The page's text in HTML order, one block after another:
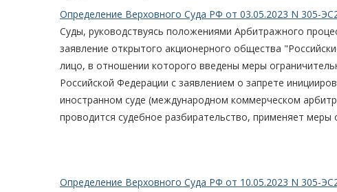
Определение Верховного Суда РФ от 03.05.2023 N 305-
Суды, руководствуясь положениями Арбитражного
заявление открытого акционерного общества
лицо, в отношении которого введены меры
Российской Федерации с заявлением о запрете
иностранном суде (международном коммерческом
проводится судебное разбирательство, применяет меры
Определение Верховного Суда РФ от 10.05.2023 N 305-